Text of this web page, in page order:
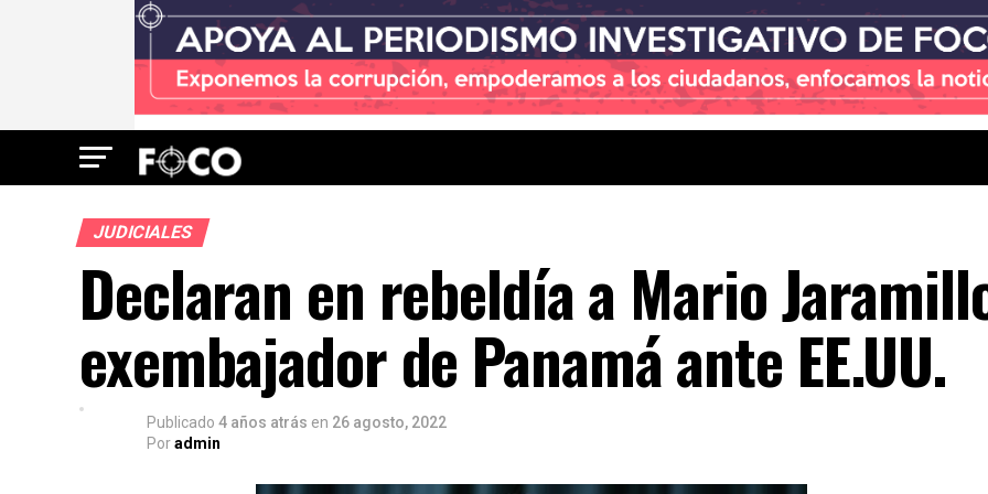
JUDICIALES
Declaran en rebeldía a Mario
exembajador de Panamá ante EE.UU.
Publicado 4 años atrás en 26 agosto, 2022
Poradmin